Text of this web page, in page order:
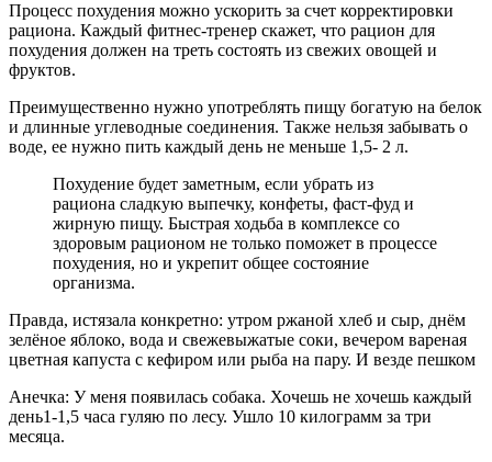
Процесс похудения можно ускорить за счет корректировки
рациона. Каждый фитнес-тренер скажет, что рацион для
похудения должен на треть состоять из свежих овощей и
фруктов.
Преимущественно нужно употреблять пищу богатую на белок
и длинные углеводные соединения. Также нельзя забывать о
воде, ее нужно пить каждый день не меньше 1,5- 2 л.
Похудение будет заметным, если убрать из
рациона сладкую выпечку, конфеты, фаст-фуд и
жирную пищу. Быстрая ходьба в комплексе со
здоровым рационом не только поможет в процессе
похудения, но и укрепит общее состояние
организма.
Правда, истязала конкретно: утром ржаной хлеб и сыр, днём
зелёное яблоко, вода и свежевыжатые соки, вечером вареная
цветная капуста с кефиром или рыба на пару. И везде пешком
Анечка: У меня появилась собака. Хочешь не хочешь каждый
день1-1,5 часа гуляю по лесу. Ушло 10 килограмм за три
месяца.